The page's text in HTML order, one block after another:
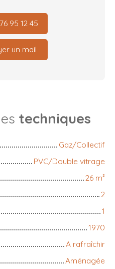
95 12 45
un mail
techniques
Gaz/Collectif
PVC/Double vitrage
26 m²
2
1
1970
A rafraîchir
Aménagée